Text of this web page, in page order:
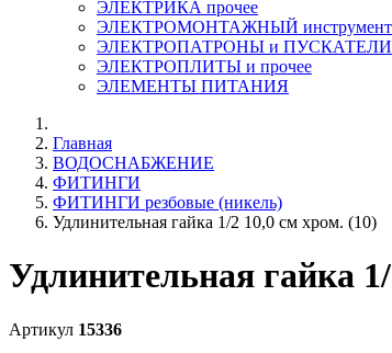
ЭЛЕКТРИКА прочее
ЭЛЕКТРОМОНТАЖНЫЙ инструмент
ЭЛЕКТРОПАТРОНЫ и ПУСКАТЕЛИ
ЭЛЕКТРОПЛИТЫ и прочее
ЭЛЕМЕНТЫ ПИТАНИЯ
Главная
ВОДОСНАБЖЕНИЕ
ФИТИНГИ
ФИТИНГИ резбовые (никель)
Удлинительная гайка 1/2 10,0 см хром. (10)
Удлинительная гайка
Артикул 15336